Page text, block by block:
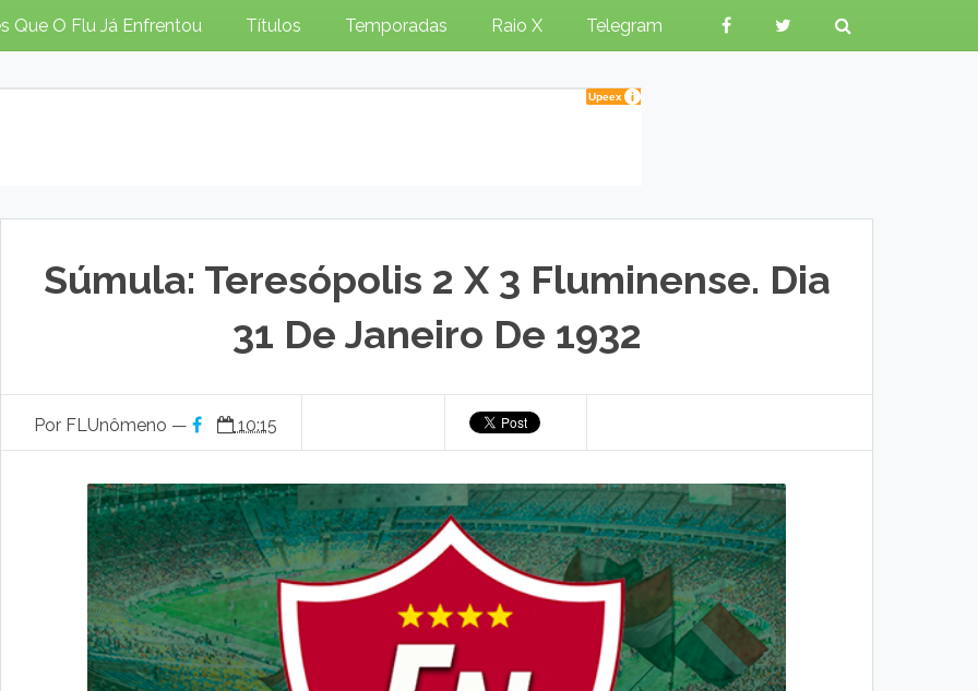
Que O Flu Já Enfrentou Títulos Temporadas Raio X Telegram
Súmula: Teresópolis 2 X 3 Fluminense. Dia
31 De Janeiro De 1932
Por FLUnômeno — 10:15